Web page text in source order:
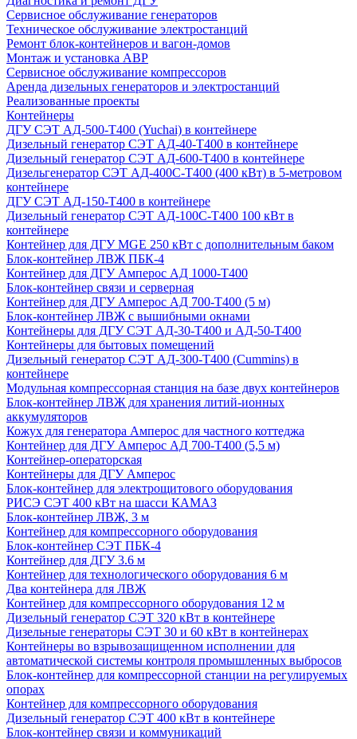
Сервисное обслуживание генераторов
Техническое обслуживание электростанций
Ремонт блок-контейнеров и вагон-домов
Монтаж и установка АВР
Сервисное обслуживание компрессоров
Аренда дизельных генераторов и электростанций
Реализованные проекты
Контейнеры
ДГУ СЭТ АД-500-Т400 (Yuchai) в контейнере
Дизельный генератор СЭТ АД-40-Т400 в контейнере
Дизельный генератор СЭТ АД-600-Т400 в контейнере
Дизельгенератор СЭТ АД-400С-Т400 (400 кВт) в 5-метровом
контейнере
ДГУ СЭТ АД-150-Т400 в контейнере
Дизельный генератор СЭТ АД-100С-Т400 100 кВт в
контейнере
Контейнер для ДГУ MGE 250 кВт с дополнительным баком
Блок-контейнер ЛВЖ ПБК-4
Контейнер для ДГУ Амперос АД 1000-Т400
Блок-контейнер связи и серверная
Контейнер для ДГУ Амперос АД 700-Т400 (5 м)
Блок-контейнер ЛВЖ с вышибными окнами
Контейнеры для ДГУ СЭТ АД-30-Т400 и АД-50-Т400
Контейнеры для бытовых помещений
Дизельный генератор СЭТ АД-300-Т400 (Cummins) в
контейнере
Модульная компрессорная станция на базе двух контейнеров
Блок-контейнер ЛВЖ для хранения литий-ионных
аккумуляторов
Кожух для генератора Амперос для частного коттеджа
Контейнер для ДГУ Амперос АД 700-Т400 (5,5 м)
Контейнер-операторская
Контейнеры для ДГУ Амперос
Блок-контейнер для электрощитового оборудования
РИСЭ СЭТ 400 кВт на шасси КАМАЗ
Блок-контейнер ЛВЖ, 3 м
Контейнер для компрессорного оборудования
Блок-контейнер СЭТ ПБК-4
Контейнер для ДГУ 3.6 м
Контейнер для технологического оборудования 6 м
Два контейнера для ЛВЖ
Контейнер для компрессорного оборудования 12 м
Дизельный генератор СЭТ 320 кВт в контейнере
Дизельные генераторы СЭТ 30 и 60 кВт в контейнерах
Контейнеры во взрывозащищенном исполнении для
автоматической системы контроля промышленных выбросов
Блок-контейнер для компрессорной станции на регулируемых
опорах
Контейнер для компрессорного оборудования
Дизельный генератор СЭТ 400 кВт в контейнере
Блок-контейнер связи и коммуникаций